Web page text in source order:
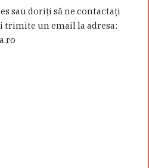
sau doriţi să ne contactaţi
trimite un email la adresa: